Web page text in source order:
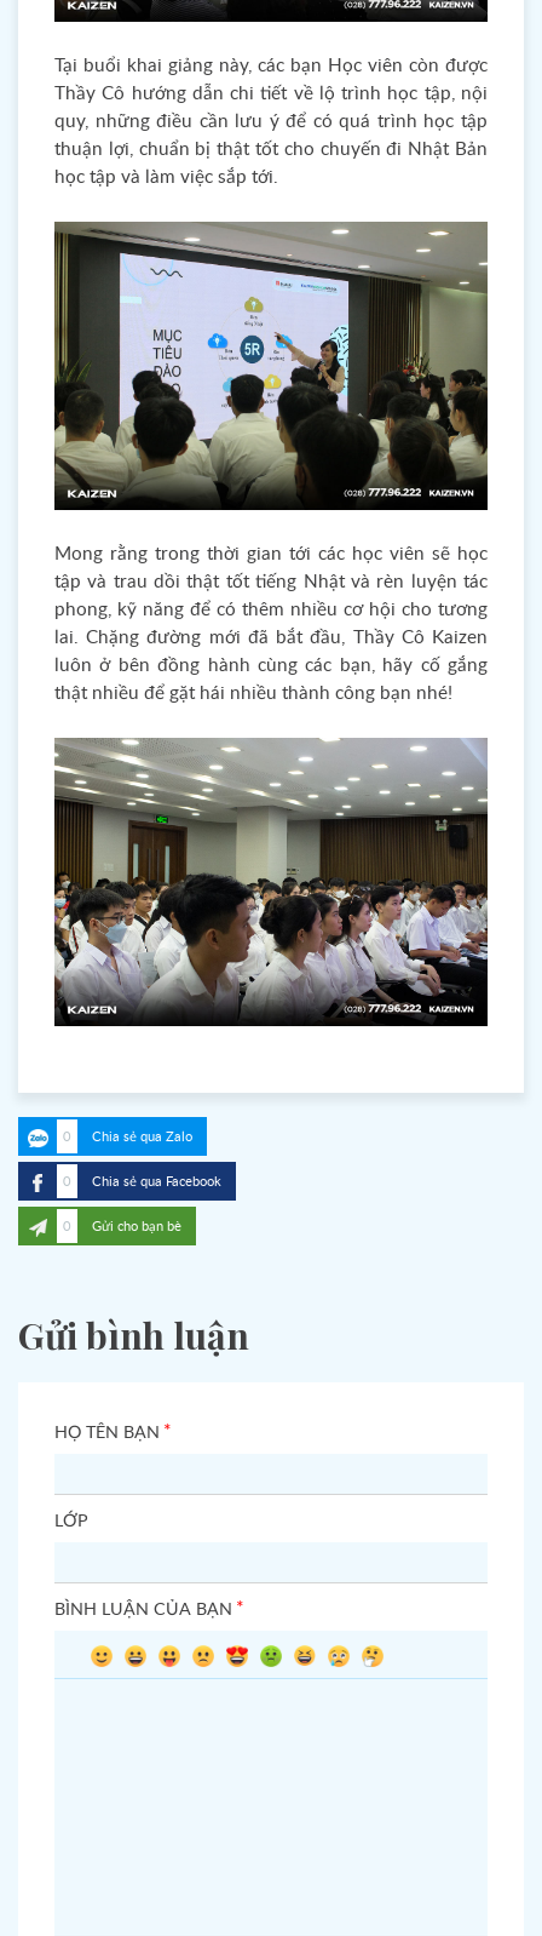
Tại buổi khai giảng này, các bạn Học viên còn được
Thầy Cô hướng dẫn chi tiết về lộ trình học tập, nội
quy, những điều cần lưu ý để có quá trình học tập
thuận lợi, chuẩn bị thật tốt cho chuyến đi Nhật Bản
học tập và làm việc sắp tới.
Mong rằng trong thời gian tới các học viên sẽ học
tập và trau dồi thật tốt tiếng Nhật và rèn luyện tác
phong, kỹ năng để có thêm nhiều cơ hội cho tương
lai. Chặng đường mới đã bắt đầu, Thầy Cô Kaizen
luôn ở bên đồng hành cùng các bạn, hãy cố gắng
thật nhiều để gặt hái nhiều thành công bạn nhé!
0 Chia sẻ qua Zalo
0 Chia sẻ qua Facebook
0 Gửi cho bạn bè
Gửi bình luận
HỌ TÊN BẠN *
LỚP
BÌNH LUẬN CỦA BẠN *